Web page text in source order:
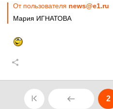
От пользователя news@e1.ru
Мария ИГНАТОВА
2